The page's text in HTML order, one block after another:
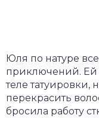
Юля по натуре
приключений. Ей
теле татуировки,
перекрасить
бросила работу